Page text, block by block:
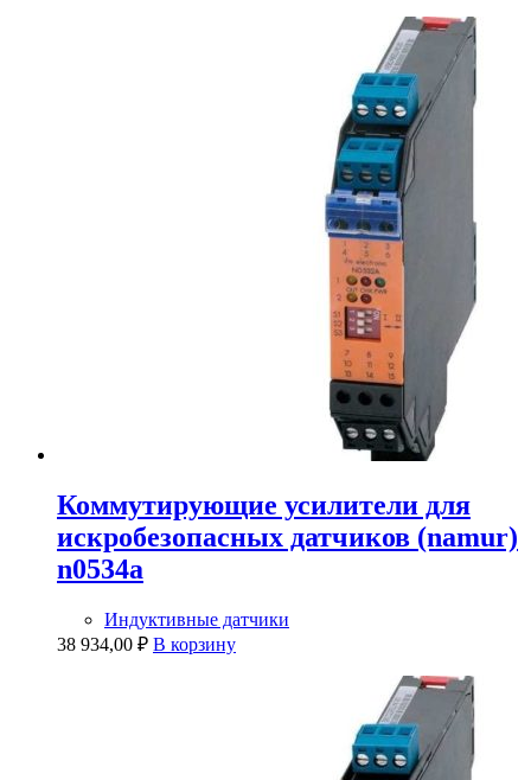
Коммутирующие усилители для
искробезопасных датчиков (namur)
n0534a
Индуктивные датчики
38 934,00 ₽ В корзину